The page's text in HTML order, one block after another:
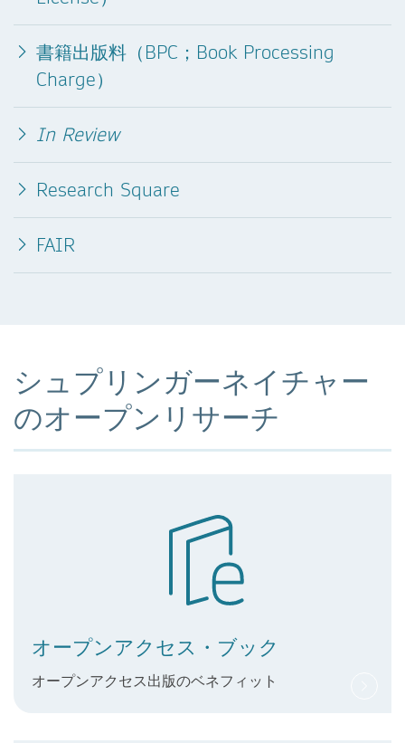
書籍出版料（BPC；Book Processing
Charge）
In Review
Research Square
FAIR
シュプリンガーネイチャー
のオープンリサーチ
オープンアクセス・ブック
オープンアクセス出版のベネフィット